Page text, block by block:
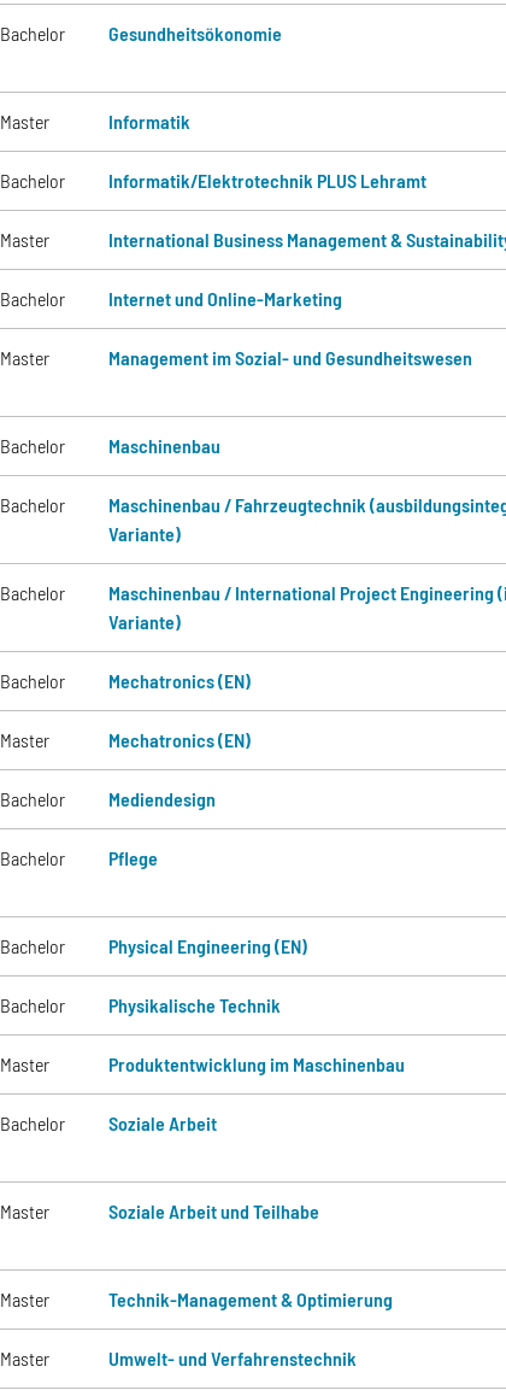
Bachelor Gesundheitsökonomie
Master Informatik
Bachelor Informatik/Elektrotechnik PLUS Lehramt
Master International Business Management &
Bachelor Internet und Online-Marketing
Master Management im Sozial- und Gesundheitswesen
Bachelor Maschinenbau
Bachelor
Maschinenbau / Fahrzeugtechnik
Variante)
Bachelor
Maschinenbau / International Project Engineering
Variante)
Bachelor Mechatronics (EN)
Master Mechatronics (EN)
Bachelor Mediendesign
Bachelor Pflege
Bachelor Physical Engineering (EN)
Bachelor Physikalische Technik
Master Produktentwicklung im Maschinenbau
Bachelor Soziale Arbeit
Master Soziale Arbeit und Teilhabe
Master Technik-Management & Optimierung
Master Umwelt- und Verfahrenstechnik